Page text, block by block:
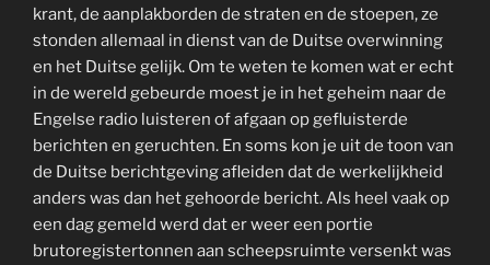
krant, de aanplakborden de straten en de stoepen, ze
stonden allemaal in dienst van de Duitse overwinning
en het Duitse gelijk. Om te weten te komen wat er echt
in de wereld gebeurde moest je in het geheim naar de
Engelse radio luisteren of afgaan op gefluisterde
berichten en geruchten. En soms kon je uit de toon van
de Duitse berichtgeving afleiden dat de werkelijkheid
anders was dan het gehoorde bericht. Als heel vaak op
een dag gemeld werd dat er weer een portie
brutoregistertonnen aan scheepsruimte versenkt was